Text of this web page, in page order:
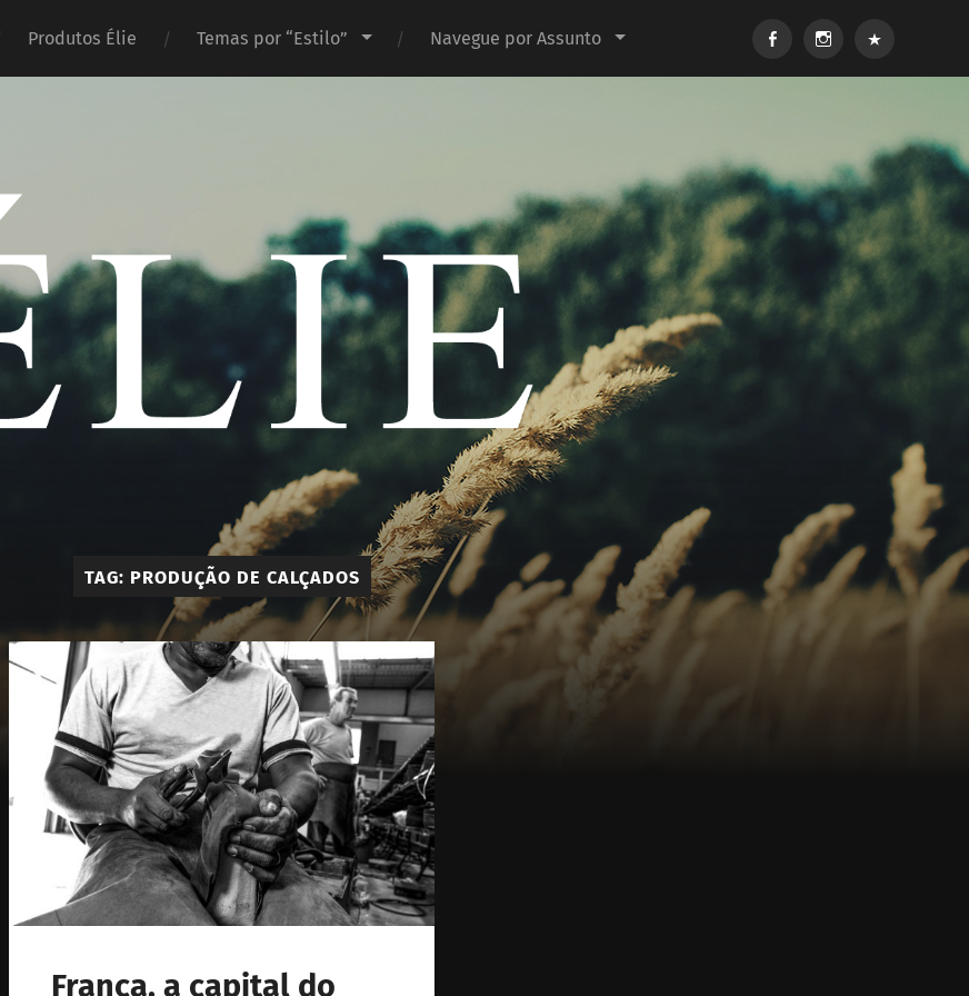
Produtos Élie Temas por “Estilo” Navegue por Assunto FacebookInstagram
mail
Élie
-
Calçados
e
Acessórios
Masculino
TAG: PRODUÇÃO DE CALÇADOS
Franca, a capital do